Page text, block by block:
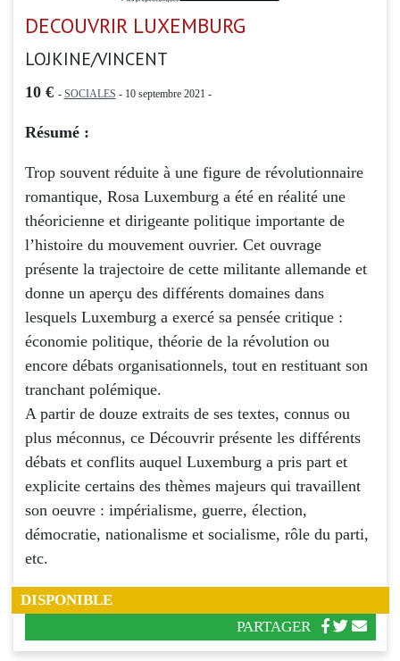
DECOUVRIR LUXEMBURG
LOJKINE/VINCENT
10 € - SOCIALES - 10 septembre 2021 -
Résumé :
Trop souvent réduite à une figure de révolutionnaire
romantique, Rosa Luxemburg a été en réalité une
théoricienne et dirigeante politique importante de
l’histoire du mouvement ouvrier. Cet ouvrage
présente la trajectoire de cette militante allemande et
donne un aperçu des différents domaines dans
lesquels Luxemburg a exercé sa pensée critique :
économie politique, théorie de la révolution ou
encore débats organisationnels, tout en restituant son
tranchant polémique.
A partir de douze extraits de ses textes, connus ou
plus méconnus, ce Découvrir présente les différents
débats et conflits auquel Luxemburg a pris part et
explicite certains des thèmes majeurs qui travaillent
son oeuvre : impérialisme, guerre, élection,
démocratie, nationalisme et socialisme, rôle du parti,
etc.
DISPONIBLE
PARTAGER